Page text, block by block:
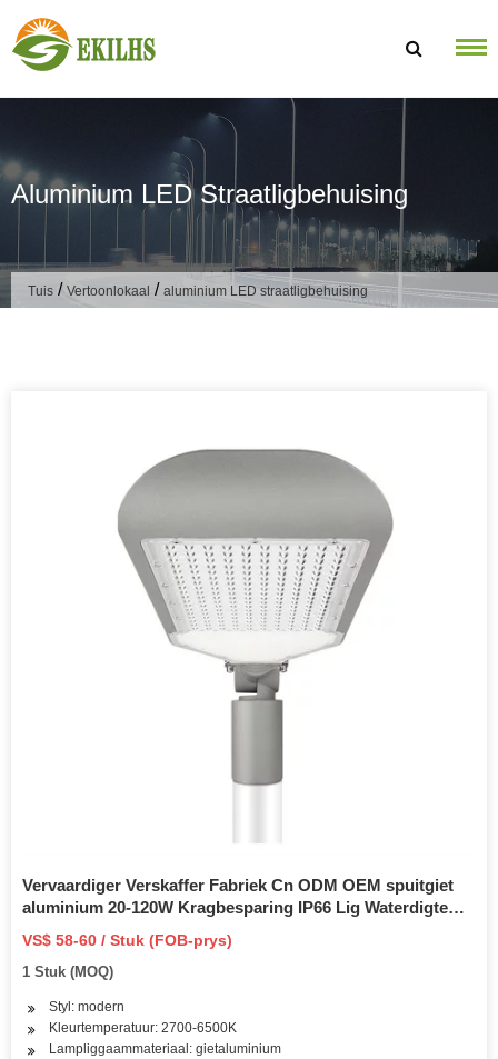
Aluminium LED Straatligbehuising
Tuis / Vertoonlokaal / aluminium LED straatligbehuising
Vervaardiger Verskaffer Fabriek Cn ODM OEM spuitgiet
aluminium 20-120W Kragbesparing IP66 Lig Waterdigte
Sonkrag Post Top Tuin Lig Behuising LED Straatlig
VS$ 58-60 / Stuk (FOB-prys)
1 Stuk (MOQ)
Styl: modern
Kleurtemperatuur: 2700-6500K
Lampliggaammateriaal: gietaluminium